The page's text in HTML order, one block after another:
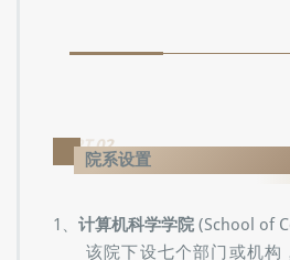
PART.02
计算机科学学院(School of